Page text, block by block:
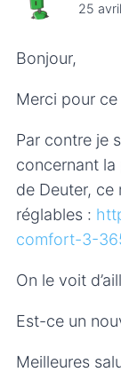
25
Bonjour,
Merci pour
Par contre je
concernant la
de Deuter, ce
réglables :
comfort-3-
On le voit
Est-ce un
Meilleures